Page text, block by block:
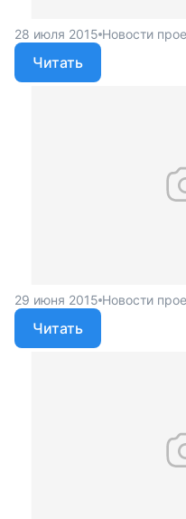
28 июля 2015 Новости
Читать
29 июня 2015 Новости
Читать